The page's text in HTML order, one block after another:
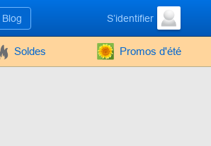
Blog S’identifier
Soldes Promos d'été